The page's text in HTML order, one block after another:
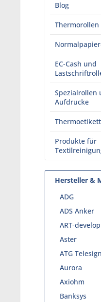
Blog
Thermorollen
EC-Cash und
Spezialrollen
Aufdrucke
Produkte für
Hersteller &
ADG
ADS Anker
ART-
Aster
ATG
Aurora
Axiohm
Banksys